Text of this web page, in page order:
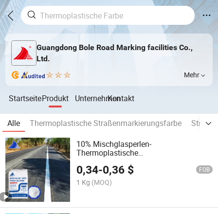
Guangdong Bole Road Marking facilities Co.,
Ltd.
Mehr
StartseiteProdukt UnternehmenKontakt
Alle Thermoplastische Straßenmarkierungsfarbe
10% Mischglasperlen-
Thermoplastische
reflektierend
0,34-0,36 $ FOB
1 Kg (MOQ)